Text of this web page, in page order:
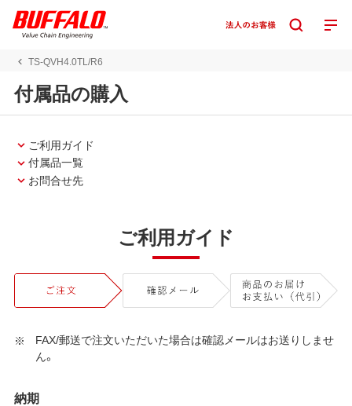
TS-QVH4.0TL/R6
付属品の購入
ご利用ガイド
付属品一覧
お問合せ先
ご利用ガイド
FAX/郵送で注文いただいた場合は確認メールはお送りしませ
ん。
納期